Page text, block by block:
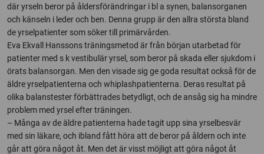
där yrseln beror på åldersförändringar i bl a synen, balansorganen
och känseln i leder och ben. Denna grupp är den allra största bland
de yrselpatienter som söker till primärvården.
Eva Ekvall Hanssons träningsmetod är från början utarbetad för
patienter med s k vestibulär yrsel, som beror på skada eller sjukdom i
örats balansorgan. Men den visade sig ge goda resultat också för de
äldre yrselpatienterna och whiplashpatienterna. Deras resultat på
olika balanstester förbättrades betydligt, och de ansåg sig ha mindre
problem med yrsel efter träningen.
– Många av de äldre patienterna hade tagit upp sina yrselbesvär
med sin läkare, och ibland fått höra att de beror på åldern och inte
går att göra något åt. Men det är visst möjligt att göra något åt